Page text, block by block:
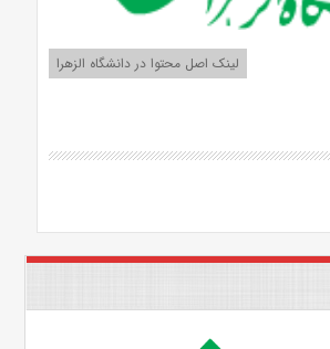
لینک اصل محتوا در دانشگاه الزهرا